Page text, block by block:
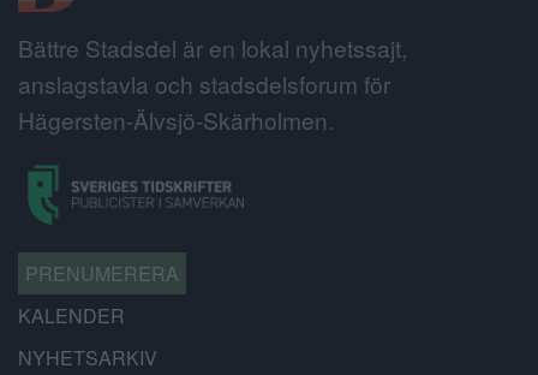
Bättre Stadsdel är en lokal nyhetssajt,
anslagstavla och stadsdelsforum för
Hägersten-Älvsjö-Skärholmen.
PRENUMERERA
KALENDER
NYHETSARKIV